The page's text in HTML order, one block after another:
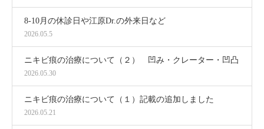
8-10月の休診日や江原Dr.の外来日など
2026.05.5
ニキビ痕の治療について（２） 凹み・クレーター・凹凸
2026.05.30
ニキビ痕の治療について（１）記載の追加しました
2026.05.21